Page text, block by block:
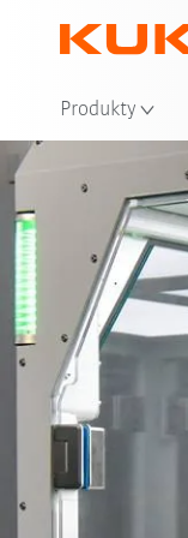
Produkty